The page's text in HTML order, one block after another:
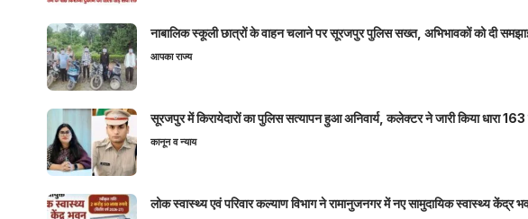
नाबालिक स्कूली छात्रों के वाहन चलाने पर सूरजपुर पुलिस सख्त, अभिभावकों को दी
आपका राज्य
सूरजपुर में किरायेदारों का पुलिस सत्यापन हुआ अनिवार्य, कलेक्टर ने जारी किया धारा
कानून व न्याय
लोक स्वास्थ्य एवं परिवार कल्याण विभाग ने रामानुजनगर में नए सामुदायिक स्वास्थ्य